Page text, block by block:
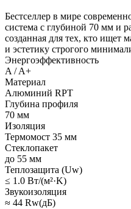
Бестселлер в мире
система с глубиной 70 мм и
созданная для тех, кто ищет
и эстетику строгого
Энергоэффективность
A / A+
Материал
Алюминий RPT
Глубина профиля
70 мм
Изоляция
Термомост 35 мм
Стеклопакет
до 55 мм
Теплозащита (Uw)
≤ 1.0 Вт/(м²·K)
Звукоизоляция
≈ 44 Rw(дБ)